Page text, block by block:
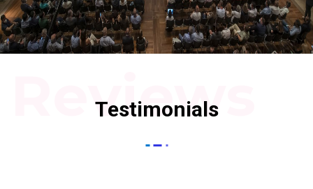
Reviews
Testimonials